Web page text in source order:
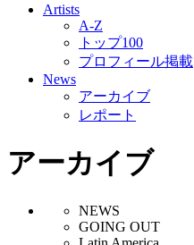
Artists
A-Z
トップ100
プロフィール掲載
News
アーカイブ
レポート
アーカイブ
NEWS
GOING OUT